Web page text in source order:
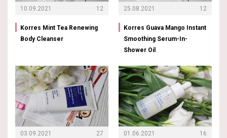
10.09.2021 12
Korres Mint Tea Renewing
Body Cleanser
03.09.2021 27
25.08.2021 12
Korres Guava Mango Instant
Smoothing Serum-In-
Shower Oil
01.06.2021 16